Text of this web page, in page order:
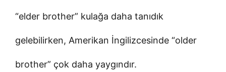
“elder brother” kulağa daha tanıdık
gelebilirken, Amerikan İngilizcesinde “older
brother” çok daha yaygındır.